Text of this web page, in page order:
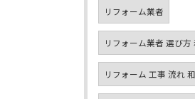
リフォーム業者
リフォーム業者 選び方
リフォーム 工事 流れ